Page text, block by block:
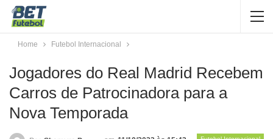
Home Futebol Internacional
Jogadores do Real Madrid Recebem
Carros de Patrocinadora para a
Nova Temporada